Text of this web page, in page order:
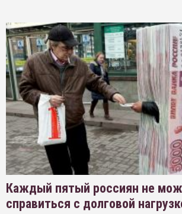
Каждый пятый россиян не
справиться с долговой